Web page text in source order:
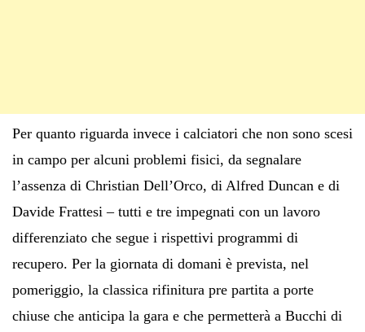
Per quanto riguarda invece i calciatori che non sono scesi
in campo per alcuni problemi fisici, da segnalare
l’assenza di Christian Dell’Orco, di Alfred Duncan e di
Davide Frattesi – tutti e tre impegnati con un lavoro
differenziato che segue i rispettivi programmi di
recupero. Per la giornata di domani è prevista, nel
pomeriggio, la classica rifinitura pre partita a porte
chiuse che anticipa la gara e che permetterà a Bucchi di